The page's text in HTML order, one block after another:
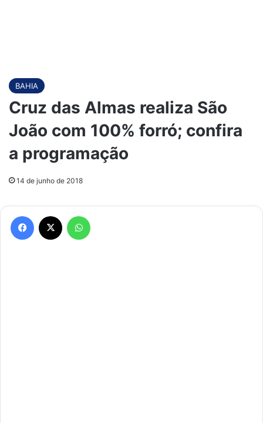
BAHIA
Cruz das Almas realiza São
João com 100% forró; confira
a programação
14 de junho de 2018